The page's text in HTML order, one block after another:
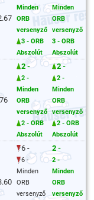
Minden
ORB
versenyző
3 - ORB
Abszolút
Minden
ORB
versenyző
3 - ORB
Abszolút
2 -
2 -
Minden
ORB
versenyző
2 - ORB
Abszolút
2 -
2 -
Minden
ORB
versenyző
2 - ORB
Abszolút
6 -
6 -
Minden
ORB
versenyző
2 -
2 -
Minden
ORB
versenyző